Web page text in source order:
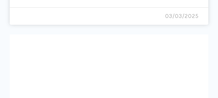
03/03/2025